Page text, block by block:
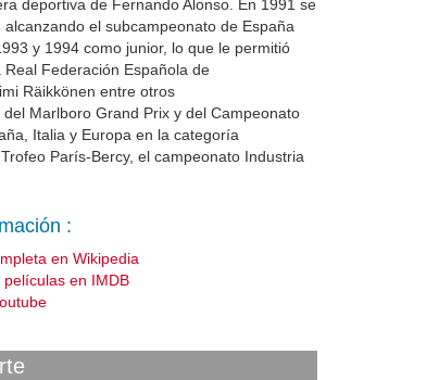
deportiva de Fernando Alonso. En 1991 se
el subcampeonato de España
y 1994 como junior, lo que le permitió
Federación Española de
Räikkönen entre otros
Marlboro Grand Prix y del Campeonato
Italia y Europa en la categoría
París-Bercy, el campeonato Industria
:
en Wikipedia
películas en IMDB